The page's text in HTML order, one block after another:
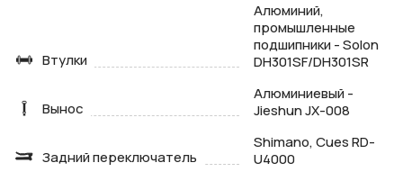
Втулки
Алюминий,
промышленные
подшипники - Solon
DH301SF/DH301SR
Вынос
Алюминиевый -
Jieshun JX-008
Задний переключатель
Shimano, Cues RD-
U4000